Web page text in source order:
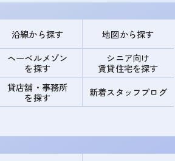
沿線から探す 地図から探す
ヘーベルメゾン
を探す
シニア向け
賃貸住宅を探す
貸店舗・事務所
を探す
新着スタッフブログ